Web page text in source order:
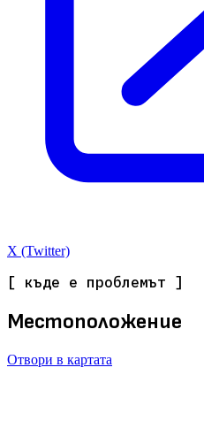
X (Twitter)
[ къде е проблемът ]
Местоположение
Отвори в картата